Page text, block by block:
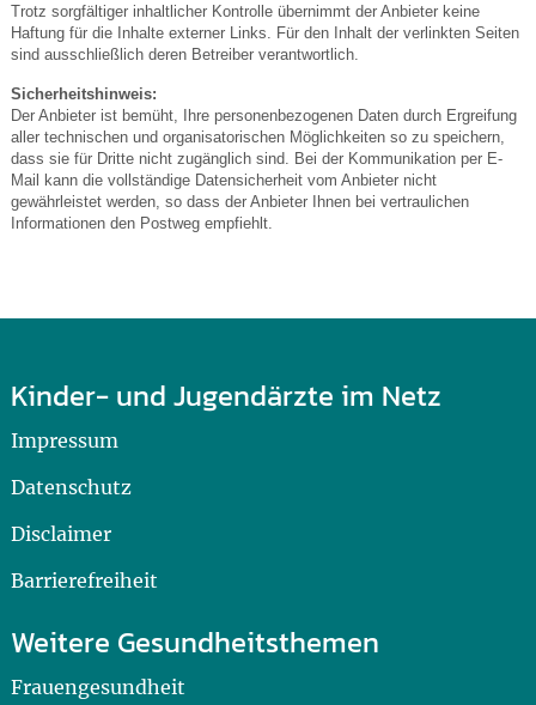
Trotz sorgfältiger inhaltlicher Kontrolle übernimmt der Anbieter keine
Haftung für die Inhalte externer Links. Für den Inhalt der verlinkten Seiten
sind ausschließlich deren Betreiber verantwortlich.
Sicherheitshinweis:
Der Anbieter ist bemüht, Ihre personenbezogenen Daten durch Ergreifung
aller technischen und organisatorischen Möglichkeiten so zu speichern,
dass sie für Dritte nicht zugänglich sind. Bei der Kommunikation per E-
Mail kann die vollständige Datensicherheit vom Anbieter nicht
gewährleistet werden, so dass der Anbieter Ihnen bei vertraulichen
Informationen den Postweg empfiehlt.
Kinder- und Jugendärzte im Netz
Impressum
Datenschutz
Disclaimer
Barrierefreiheit
Weitere Gesundheitsthemen
Frauengesundheit